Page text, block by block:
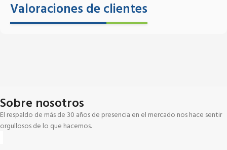
Valoraciones de clientes
Sobre nosotros
El respaldo de más de 30 años de presencia en el mercado nos hace sentir
orgullosos de lo que hacemos.